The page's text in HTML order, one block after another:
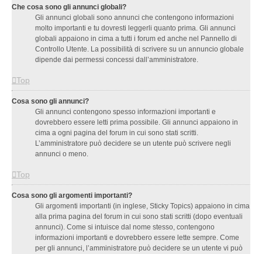
Che cosa sono gli annunci globali?
Gli annunci globali sono annunci che contengono informazioni
molto importanti e tu dovresti leggerli quanto prima. Gli annunci
globali appaiono in cima a tutti i forum ed anche nel Pannello di
Controllo Utente. La possibilità di scrivere su un annuncio globale
dipende dai permessi concessi dall’amministratore.
Top
Cosa sono gli annunci?
Gli annunci contengono spesso informazioni importanti e
dovrebbero essere letti prima possibile. Gli annunci appaiono in
cima a ogni pagina del forum in cui sono stati scritti.
L’amministratore può decidere se un utente può scrivere negli
annunci o meno.
Top
Cosa sono gli argomenti importanti?
Gli argomenti importanti (in inglese, Sticky Topics) appaiono in cima
alla prima pagina del forum in cui sono stati scritti (dopo eventuali
annunci). Come si intuisce dal nome stesso, contengono
informazioni importanti e dovrebbero essere lette sempre. Come
per gli annunci, l’amministratore può decidere se un utente vi può